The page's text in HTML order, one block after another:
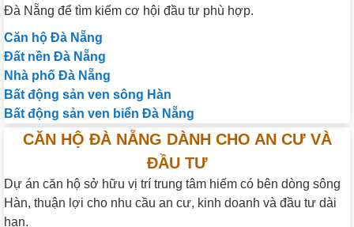
Đà Nẵng để tìm kiếm cơ hội đầu tư phù hợp.
Căn hộ Đà Nẵng
Đất nền Đà Nẵng
Nhà phố Đà Nẵng
Bất động sản ven sông Hàn
Bất động sản ven biển Đà Nẵng
CĂN HỘ ĐÀ NẴNG DÀNH CHO AN CƯ VÀ
ĐẦU TƯ
Dự án căn hộ sở hữu vị trí trung tâm hiếm có bên dòng sông
Hàn, thuận lợi cho nhu cầu an cư, kinh doanh và đầu tư dài
hạn.